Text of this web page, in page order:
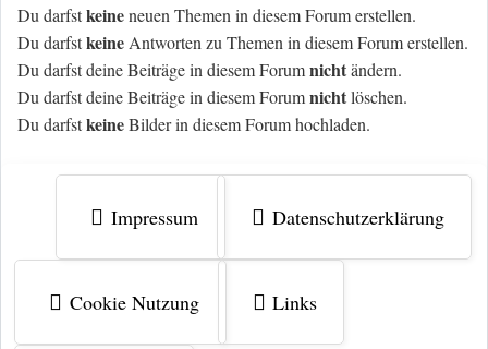
Du darfstkeineneuen Themen in diesem Forum erstellen.
Du darfstkeine Antworten zu Themen in diesem Forum erstellen.
Du darfst deine Beiträge in diesem Forumnichtändern.
Du darfst deine Beiträge in diesem Forumnichtlöschen.
Du darfstkeineBilder in diesem Forum hochladen.
Impressum Datenschutzerklärung
Cookie Nutzung Links